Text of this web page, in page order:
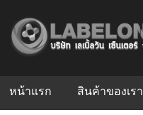
หน้าแรก สินค้าของเรา